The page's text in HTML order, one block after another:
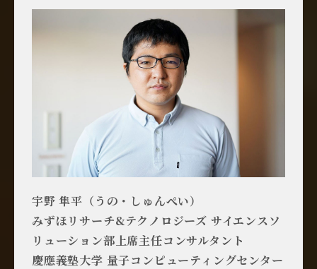
宇野 隼平（うの・しゅんぺい）
みずほリサーチ&テクノロジーズ サイエンスソ
リューション部上席主任コンサルタント
慶應義塾大学 量子コンピューティングセンター